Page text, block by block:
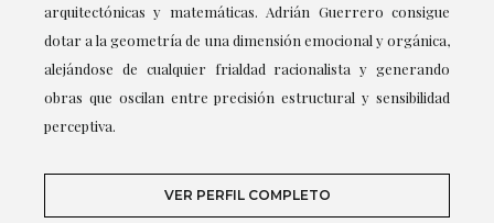
arquitectónicas y matemáticas. Adrián Guerrero consigue
dotar a la geometría de una dimensión emocional y orgánica,
alejándose de cualquier frialdad racionalista y generando
obras que oscilan entre precisión estructural y sensibilidad
perceptiva.
VER PERFIL COMPLETO